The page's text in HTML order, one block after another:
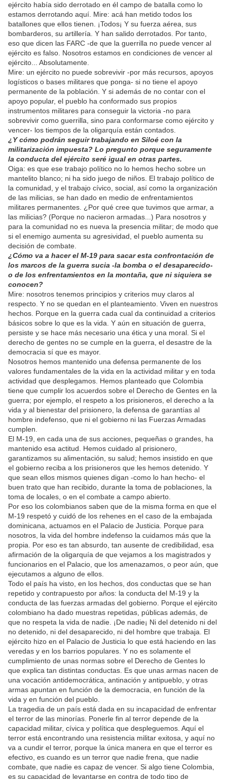
ejército había sido derrotado en él campo de batalla como lo
estamos derrotando aquí. Mire: acá han metido todos los
batallones que ellos tienen. ¡Todos¡ Y su fuerza aérea, sus
bombarderos, su artillería. Y han salido derrotados. Por tanto,
eso que dicen las FARC -de que la guerrilla no puede vencer al
ejército es falso. Nosotros estamos en condiciones de vencer al
ejército... Absolutamente.
Mire: un ejército no puede sobrevivir -por más recursos, apoyos
logísticos o bases militares que ponga- si no tiene el apoyo
permanente de la población. Y si además de no contar con el
apoyo popular, el pueblo ha conformado sus propios
instrumentos militares para conseguir la victoria -no para
sobrevivir como guerrilla, sino para conformarse como ejército y
vencer- los tiempos de la oligarquía están contados.
¿Y cómo podrán seguir trabajando en Siloé con la
militarización impuesta? Lo pregunto porque seguramente
la conducta del ejército seré igual en otras partes.
Oiga: es que ese trabajo político no lo hemos hecho sobre un
mantelito blanco; ni ha sido juego de niños. El trabajo político de
la comunidad, y el trabajo cívico, social, así como la organización
de las milicias, se han dado en medio de enfrentamientos
militares permanentes. ¿Por qué cree que tuvimos que armar, a
las milicias? (Porque no nacieron armadas...) Para nosotros y
para la comunidad no es nueva la presencia militar; de modo que
si el enemigo aumenta su agresividad, el pueblo aumenta su
decisión de combate.
¿Cómo va a hacer el M-19 para sacar esta confrontación de
los marcos de la guerra sucia -la bomba o el desaparecido-
o de los enfrentamientos en la montaña, que ni siquiera se
conocen?
Mire: nosotros tenemos principios y criterios muy claros al
respecto. Y no se quedan en el planteamiento. Viven en nuestros
hechos. Porque en la guerra cada cual da continuidad a criterios
básicos sobre lo que es la vida. Y aún en situación de guerra,
persiste y se hace más necesario una ética y una moral. Si el
derecho de gentes no se cumple en la guerra, el desastre de la
democracia sí que es mayor.
Nosotros hemos mantenido una defensa permanente de los
valores fundamentales de la vida en la actividad militar y en toda
actividad que desplegamos. Hemos planteado que Colombia
tiene que cumplir los acuerdos sobre el Derecho de Gentes en la
guerra; por ejemplo, el respeto a los prisioneros, el derecho a la
vida y al bienestar del prisionero, la defensa de garantías al
hombre indefenso, que ni el gobierno ni las Fuerzas Armadas
cumplen.
El M-19, en cada una de sus acciones, pequeñas o grandes, ha
mantenido esa actitud. Hemos cuidado al prisionero,
garantizamos su alimentación, su salud; hemos insistido en que
el gobierno reciba a los prisioneros que les hemos detenido. Y
que sean ellos mismos quienes digan -como lo han hecho- el
buen trato que han recibido, durante la toma de poblaciones, la
toma de locales, o en el combate a campo abierto.
Por eso los colombianos saben que de la misma forma en que el
M-19 respetó y cuidó de los rehenes en el caso de la embajada
dominicana, actuamos en el Palacio de Justicia. Porque para
nosotros, la vida del hombre indefenso la cuidamos más que la
propia. Por eso es tan absurdo, tan ausente de credibilidad, esa
afirmación de la oligarquía de que vejamos a los magistrados y
funcionarios en el Palacio, que los amenazamos, o peor aún, que
ejecutamos a alguno de ellos.
Todo el país ha visto, en los hechos, dos conductas que se han
repetido y contrapuesto por años: la conducta del M-19 y la
conducta de las fuerzas armadas del gobierno. Porque el ejército
colombiano ha dado muestras repetidas, públicas además, de
que no respeta la vida de nadie. ¡De nadie¡ Ni del detenido ni del
no detenido, ni del desaparecido, ni del hombre que trabaja. El
ejército hizo en el Palacio de Justicia lo que está haciendo en las
veredas y en los barrios populares. Y no es solamente el
cumplimiento de unas normas sobre el Derecho de Gentes lo
que explica tan distintas conductas. Es que unas armas nacen de
una vocación antidemocrática, antinación y antipueblo, y otras
armas apuntan en función de la democracia, en función de la
vida y en función del pueblo.
La tragedia de un país está dada en su incapacidad de enfrentar
el terror de las minorías. Ponerle fin al terror depende de la
capacidad militar, cívica y política que despleguemos. Aquí el
terror está encontrando una resistencia militar exitosa, y aquí no
va a cundir el terror, porque la única manera en que el terror es
efectivo, es cuando es un terror que nadie frena, que nadie
combate, que nadie es capaz de vencer. Si algo tiene Colombia,
es su capacidad de levantarse en contra de todo tipo de